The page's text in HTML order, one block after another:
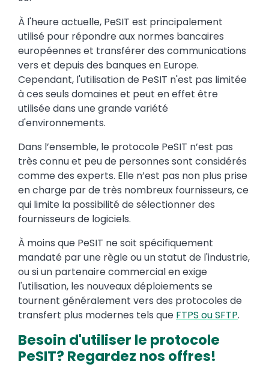
À l'heure actuelle, PeSIT est principalement
utilisé pour répondre aux normes bancaires
européennes et transférer des communications
vers et depuis des banques en Europe.
Cependant, l'utilisation de PeSIT n'est pas limitée
à ces seuls domaines et peut en effet être
utilisée dans une grande variété
d'environnements.
Dans l’ensemble, le protocole PeSIT n’est pas
très connu et peu de personnes sont considérés
comme des experts. Elle n’est pas non plus prise
en charge par de très nombreux fournisseurs, ce
qui limite la possibilité de sélectionner des
fournisseurs de logiciels.
À moins que PeSIT ne soit spécifiquement
mandaté par une règle ou un statut de l'industrie,
ou si un partenaire commercial en exige
l'utilisation, les nouveaux déploiements se
tournent généralement vers des protocoles de
transfert plus modernes tels que FTPS ou SFTP.
Besoin d'utiliser le protocole
PeSIT? Regardez nos offres!